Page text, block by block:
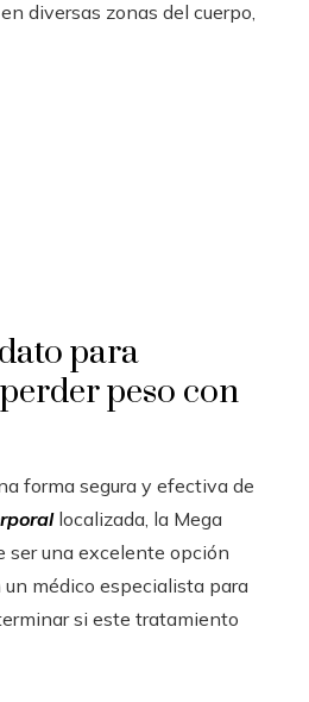
diversas zonas del cuerpo,
para
peso con
forma segura y efectiva de
localizada, la Mega
ser una excelente opción
un médico especialista para
si este tratamiento